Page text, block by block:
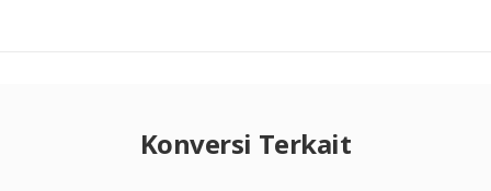
Konversi Terkait